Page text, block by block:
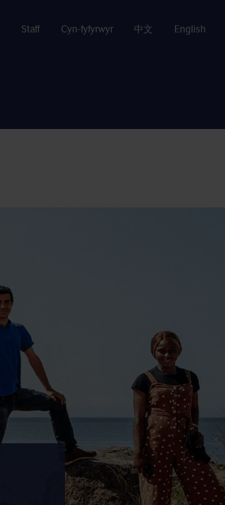
Staff Cyn-fyfyrwyr 中文 English